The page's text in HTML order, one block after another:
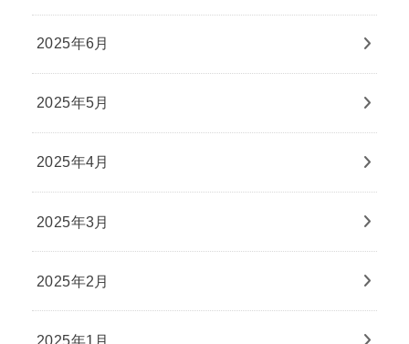
2025年6月
2025年5月
2025年4月
2025年3月
2025年2月
2025年1月